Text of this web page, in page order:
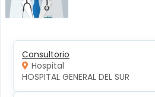
Consultorio
Hospital
HOSPITAL GENERAL DEL SUR